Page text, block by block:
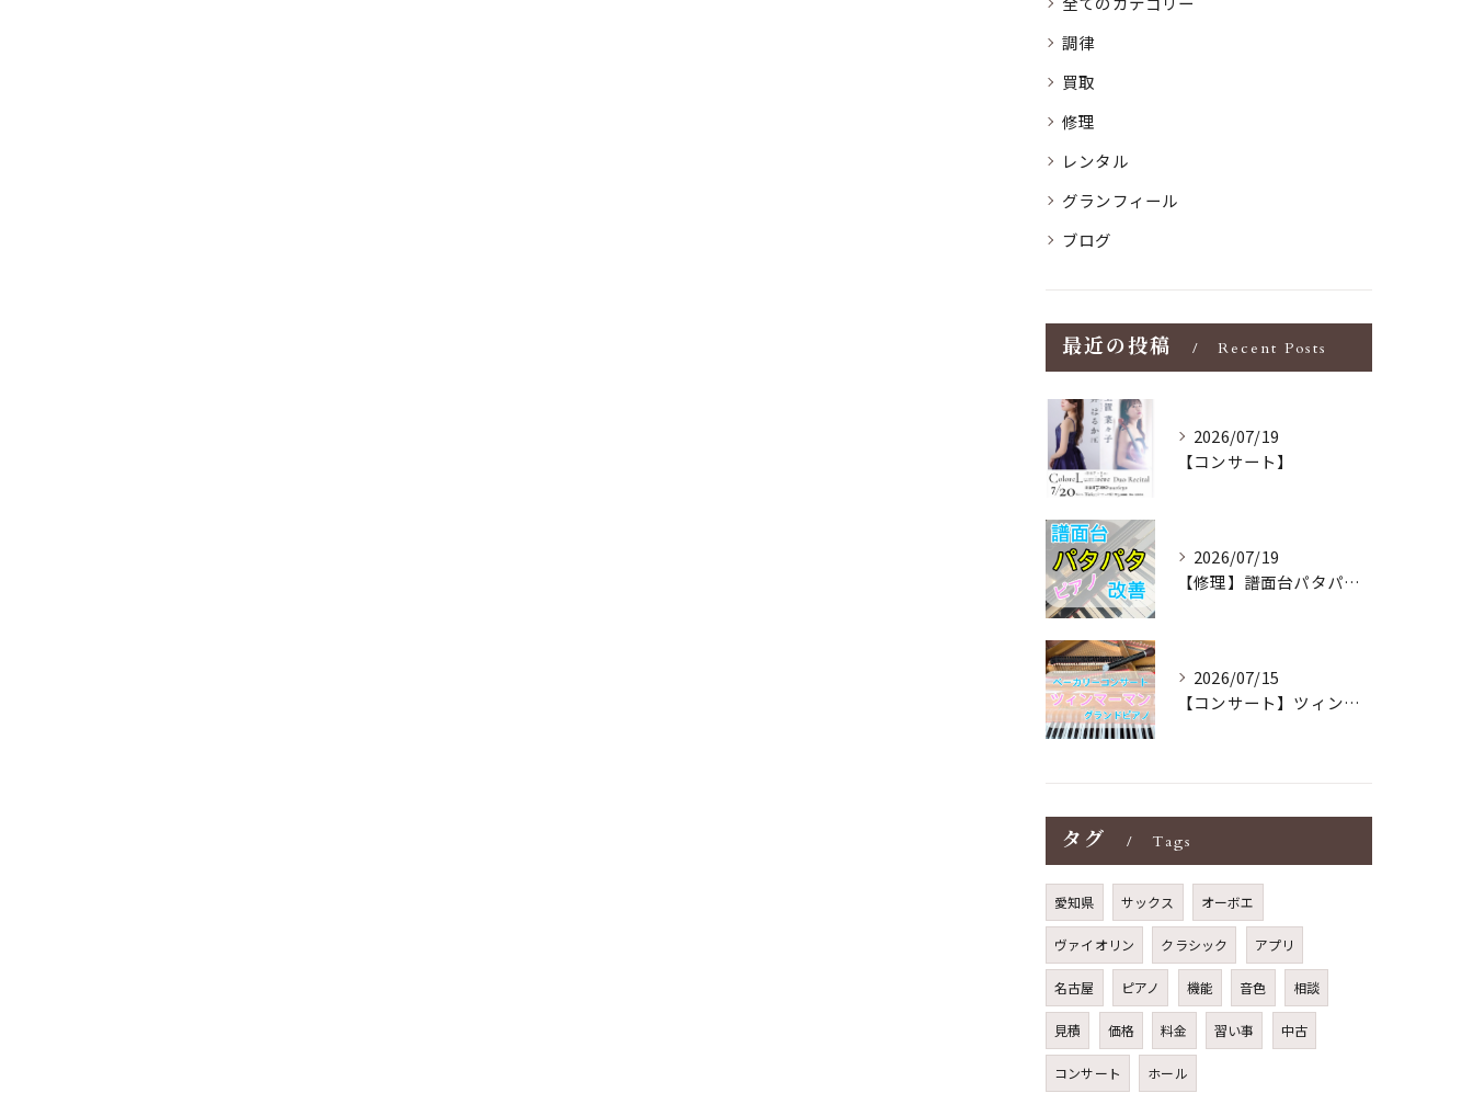
調律
買取
修理
レンタル
グランフィール
ブログ
最近の投稿 Recent Posts
2026/07/19
【コンサート】
2026/07/19
【修理】譜面台パタパタを改善！ストレス解消！
2026/07/15
【コンサート】ツィンマーマンのグランドピアノ♪木目猫足グラン...
タグ Tags
愛知県 サックス オーボエ
ヴァイオリン クラシック アプリ
名古屋 ピアノ 機能 音色 相談
見積 価格 料金 習い事 中古
コンサート ホール